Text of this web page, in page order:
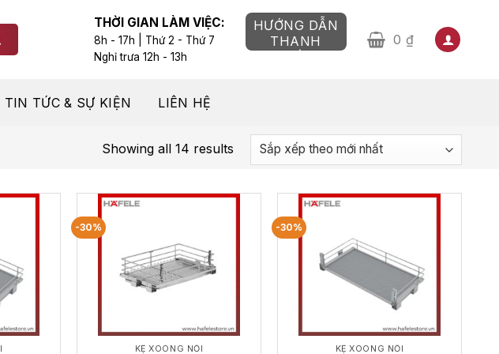
THỜI GIAN LÀM VIỆC:
8h - 17h | Thứ 2 - Thứ 7
Nghỉ trưa 12h - 13h
HƯỚNG DẪN
THANH
0 ₫
TIN TỨC & SỰ KIỆN LIÊN HỆ
Showing all 14 results
-30%
KỆ XOONG NỒI
-30%
KỆ XOONG NỒI